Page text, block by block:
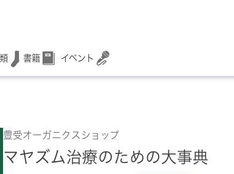
書籍 イベント
豊受オーガニクスショップ
マヤズム治療のための大事典